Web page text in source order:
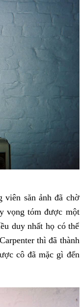
săn ảnh đã chờ
vọng tóm được một
duy nhất họ có thể
thì đã thành
cô đã mặc gì đến